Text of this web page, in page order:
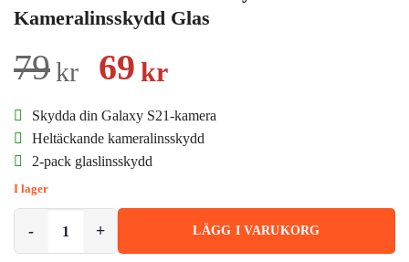
Kameralinsskydd Glas
79kr
Det
ursprungliga
priset
var:
79kr.
69 krDet
nuvarande
priset
69kr.
Skydda din Galaxy S21-kamera
Heltäckande kameralinsskydd
2-pack glaslinsskydd
I lager
LÄGG I VARUKORG